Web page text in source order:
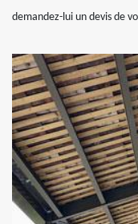
demandez-lui un devis de